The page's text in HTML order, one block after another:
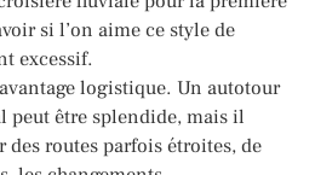
si l’on aime ce style de
excessif.
logistique. Un autotour
peut être splendide, mais il
des routes parfois étroites, de